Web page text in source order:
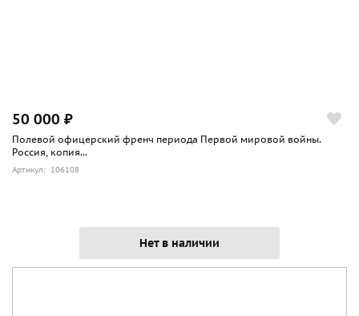
50 000 ₽
Полевой офицерский френч периода Первой мировой войны.
Россия, копия...
Артикул: 106108
Нет в наличии